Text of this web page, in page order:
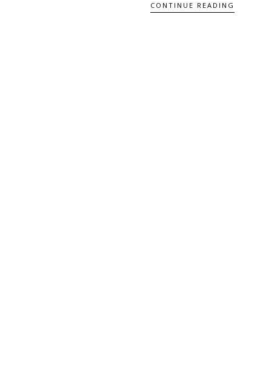
CONTINUE READING